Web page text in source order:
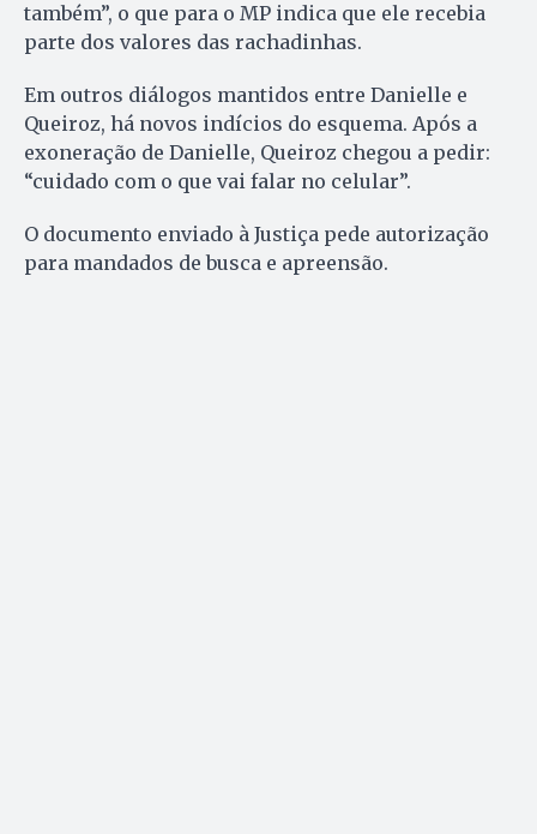
também”, o que para o MP indica que ele recebia
parte dos valores das rachadinhas.
Em outros diálogos mantidos entre Danielle e
Queiroz, há novos indícios do esquema. Após a
exoneração de Danielle, Queiroz chegou a pedir:
“cuidado com o que vai falar no celular”.
O documento enviado à Justiça pede autorização
para mandados de busca e apreensão.